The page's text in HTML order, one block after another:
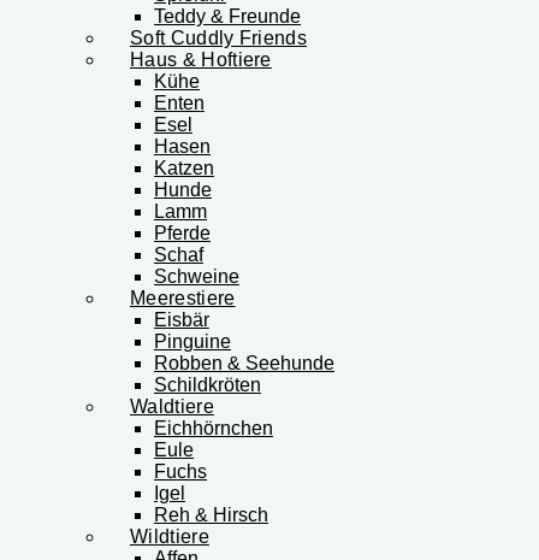
Teddy & Freunde
Soft Cuddly Friends
Haus & Hoftiere
Kühe
Enten
Esel
Hasen
Katzen
Hunde
Lamm
Pferde
Schaf
Schweine
Meerestiere
Eisbär
Pinguine
Robben & Seehunde
Schildkröten
Waldtiere
Eichhörnchen
Eule
Fuchs
Igel
Reh & Hirsch
Wildtiere